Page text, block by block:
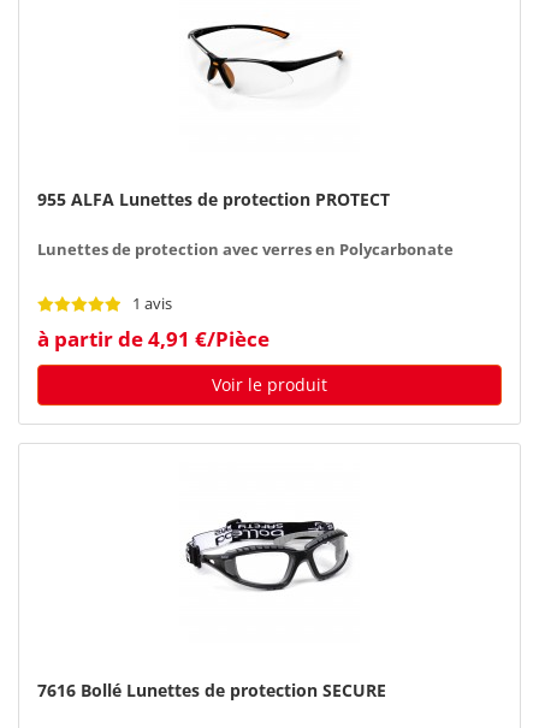
955 ALFA Lunettes de protection PROTECT
Lunettes de protection avec verres en Polycarbonate
1 avis
à partir de 4,91 €/Pièce
Voir le produit
7616 Bollé Lunettes de protection SECURE